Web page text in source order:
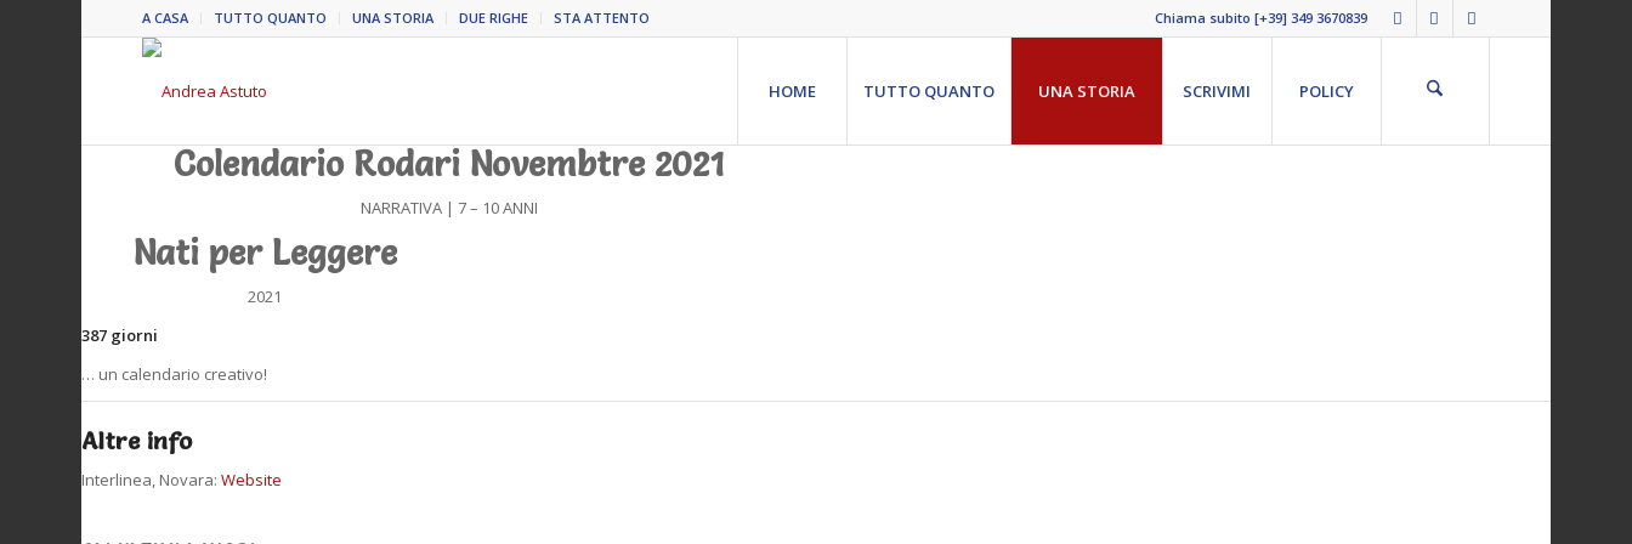
A CASA TUTTO QUANTO UNA STORIA DUE RIGHE STA ATTENTO Chiama subito [+39] 349 3670839
HOME TUTTO QUANTO UNA STORIA SCRIVIMI POLICY
Colendario Rodari Novembtre 2021
NARRATIVA | 7 – 10 ANNI
Nati per Leggere
2021
387 giorni
… un calendario creativo!
Altre info
Interlinea, Novara:Website